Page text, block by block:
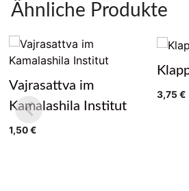
Ähnliche Produkte
Vajrasattva im
Kamalashila Institut
1,50€
3,75€